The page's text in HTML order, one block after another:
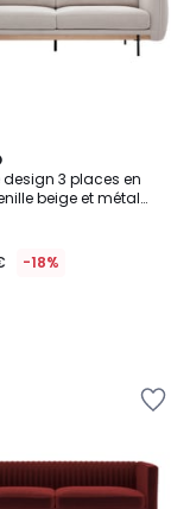
3 places en
beige et métal
-18%